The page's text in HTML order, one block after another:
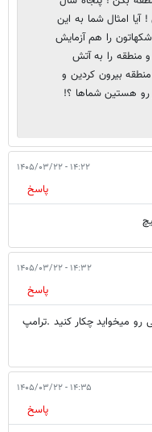
آیا امثال شما به این
را هم آزمایش
و منطقه را به آتش
بیرون کردین و
رو هستین شماها ؟!
۱۴:۲۲ - ۱۴۰۵/۰۳/۲۲
پاسخ
۱۴:۳۲ - ۱۴۰۵/۰۳/۲۲
پاسخ
میخواید چکار کنید .ترامپ
۱۴:۳۵ - ۱۴۰۵/۰۳/۲۲
پاسخ